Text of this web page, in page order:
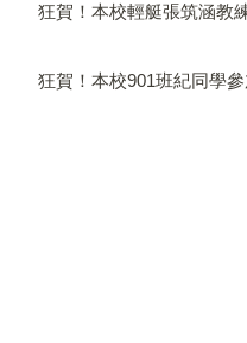
狂賀！本校輕艇張筑涵教
狂賀！本校901班紀同學